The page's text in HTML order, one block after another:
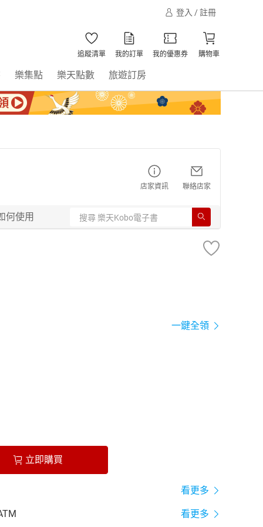
登入 / 註冊
追蹤清單 我的訂單 我的優惠券 購物車
樂集點 樂天點數 旅遊訂房
店家資訊 聯絡店家
何使用
一鍵全領
立即購買
看更多
看更多